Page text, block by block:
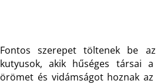
Fontos szerepet töltenek be
kutyusok, akik hűséges társai a
örömet és vidámságot hoznak